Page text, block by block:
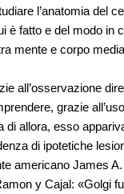
l’anatomia del
è fatto e del modo in
mente e corpo
all’osservazione
grazie
di allora, esso
di ipotetiche
americano James
y Cajal: «Golgi